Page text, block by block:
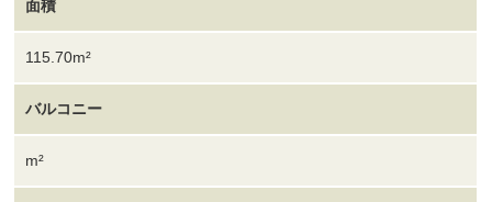
面積
115.70m²
バルコニー
m²